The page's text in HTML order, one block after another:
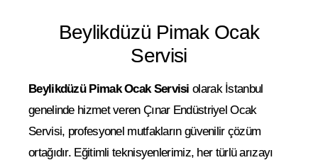
Beylikdüzü Pimak Ocak
Servisi
Beylikdüzü Pimak Ocak Servisi olarak İstanbul
genelinde hizmet veren Çınar Endüstriyel Ocak
Servisi, profesyonel mutfakların güvenilir çözüm
ortağıdır. Eğitimli teknisyenlerimiz, her türlü arızayı